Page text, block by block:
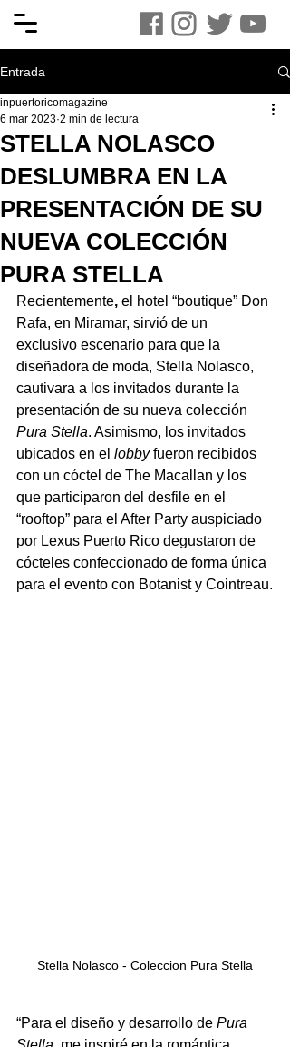
Entrada
STELLA NOLASCO
DESLUMBRA EN LA
PRESENTACIÓN DE SU
NUEVA COLECCIÓN
PURA STELLA
inpuertoricomagazine
6 mar 2023 2 min de lectura
Recientemente, el hotel “boutique” Don
Rafa, en Miramar, sirvió de un
exclusivo escenario para que la
diseñadora de moda, Stella Nolasco,
cautivara a los invitados durante la
presentación de su nueva colección
Pura Stella. Asimismo, los invitados
ubicados en el lobby fueron recibidos
con un cóctel de The Macallan y los
que participaron del desfile en el
“rooftop” para el After Party auspiciado
por Lexus Puerto Rico degustaron de
cócteles confeccionado de forma única
para el evento con Botanist y Cointreau.
Stella Nolasco - Coleccion Pura Stella
“Para el diseño y desarrollo de Pura